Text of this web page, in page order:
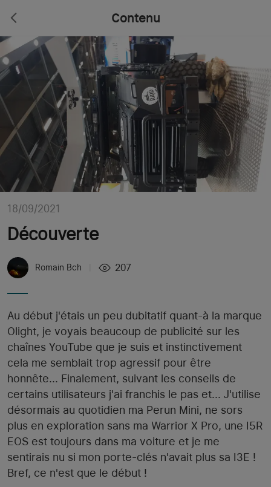
Contenu
18/09/2021
Découverte
Romain Bch 207
Au début j'étais un peu dubitatif quant-à la marque
Olight, je voyais beaucoup de publicité sur les
chaînes YouTube que je suis et instinctivement
cela me semblait trop agressif pour être
honnête... Finalement, suivant les conseils de
certains utilisateurs j'ai franchis le pas et... J'utilise
désormais au quotidien ma Perun Mini, ne sors
plus en exploration sans ma Warrior X Pro, une I5R
EOS est toujours dans ma voiture et je me
sentirais nu si mon porte-clés n'avait plus sa I3E !
Bref, ce n'est que le début !